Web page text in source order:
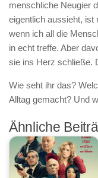
menschliche Neugier
eigentlich aussieht, ist
wenn ich all die
in echt treffe. Aber
sie ins Herz schließe.
Wie seht ihr das?
Alltag gemacht? Und
Ähnliche